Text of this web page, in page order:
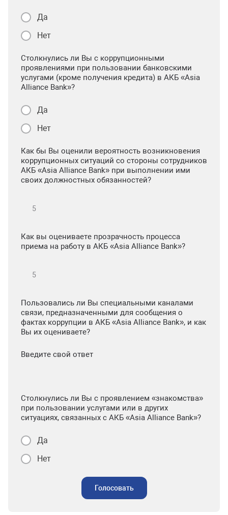
Да
Нет
Столкнулись ли Вы с коррупционными
проявлениями при пользовании банковскими
услугами (кроме получения кредита) в АКБ «Asia
Alliance Bank»?
Да
Нет
Как бы Вы оценили вероятность возникновения
коррупционных ситуаций со стороны сотрудников
АКБ «Asia Alliance Bank» при выполнении ими
своих должностных обязанностей?
Как вы оцениваете прозрачность процесса
приема на работу в АКБ «Asia Alliance Bank»?
Пользовались ли Вы специальными каналами
связи, предназначенными для сообщения о
фактах коррупции в АКБ «Asia Alliance Bank», и как
Вы их оцениваете?
Введите свой ответ
Столкнулись ли Вы с проявлением «знакомства»
при пользовании услугами или в других
ситуациях, связанных с АКБ «Asia Alliance Bank»?
Да
Нет
Голосовать